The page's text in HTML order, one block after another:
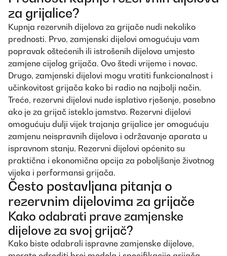
za grijalice?
Kupnja rezervnih dijelova za grijače nudi nekoliko
prednosti. Prvo, zamjenski dijelovi omogućuju vam
popravak oštećenih ili istrošenih dijelova umjesto
zamjene cijelog grijača. Ovo štedi vrijeme i novac.
Drugo, zamjenski dijelovi mogu vratiti funkcionalnost i
učinkovitost grijača kako bi radio na najbolji način.
Treće, rezervni dijelovi nude isplativo rješenje, posebno
ako je za grijač isteklo jamstvo. Rezervni dijelovi
omogućuju dulji vijek trajanja grijalice jer omogućuju
zamjenu neispravnih dijelova i održavanje aparata u
ispravnom stanju. Rezervni dijelovi općenito su
praktična i ekonomična opcija za poboljšanje životnog
vijeka i performansi grijača.
Često postavljana pitanja o
rezervnim dijelovima za grijače
Kako odabrati prave zamjenske
dijelove za svoj grijač?
Kako biste odabrali ispravne zamjenske dijelove,